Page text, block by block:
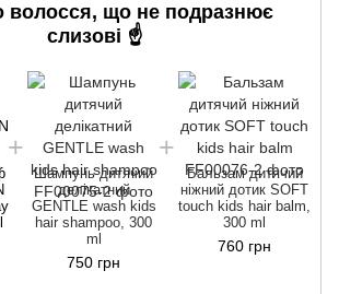
волосся, що не подразнює
слизові ☝️
Шампунь дитячий
делікатний
GENTLE wash kids
hair shampoo, 300
ml
750 грн
Бальзам дитячий
ніжний дотик SOFT
touch kids hair balm,
300 ml
760 грн